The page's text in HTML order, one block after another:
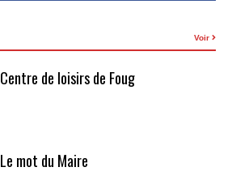
Voir
Centre de loisirs de Foug
Le mot du Maire